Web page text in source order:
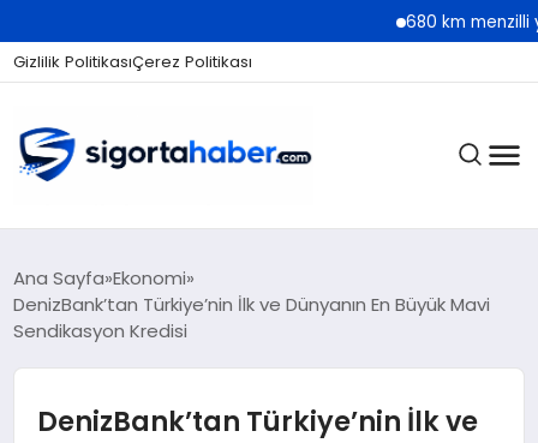
680 km menzilli yeni
Gizlilik PolitikasıÇerez Politikası
SIGORTA
Ana Sayfa Ekonomi
DenizBank’tan Türkiye’nin İlk ve Dünyanın En Büyük Mavi
Sendikasyon Kredisi
DenizBank’tan Türkiye’nin İlk ve